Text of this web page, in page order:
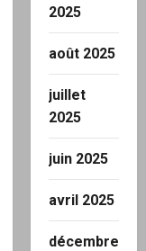
2025
août 2025
juillet
2025
juin 2025
avril 2025
décembre